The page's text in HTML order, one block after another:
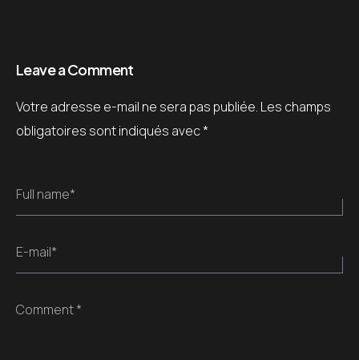
Leave a Comment
Votre adresse e-mail ne sera pas publiée. Les champs
obligatoires sont indiqués avec*
Full name*
E-mail*
Comment *